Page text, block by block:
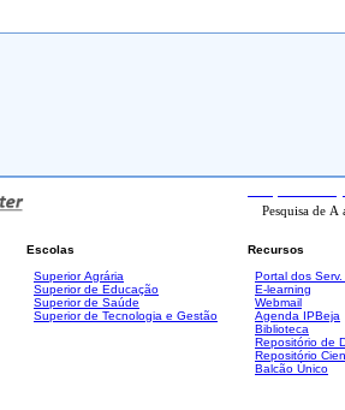
Escolas
Superior Agrária
Superior de Educação
Superior de Saúde
Superior de Tecnologia e Gestão
Recursos
Portal dos
E-learning
Webmail
Agenda IPBeja
Biblioteca
Repositório de
Repositório
Balcão Único